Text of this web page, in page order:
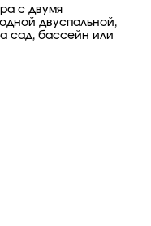
с двумя
двуспальной,
сад, бассейн или